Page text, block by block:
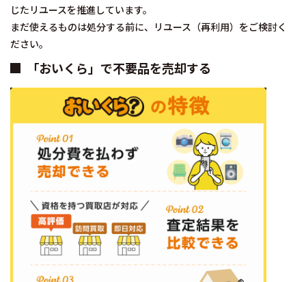
じたリユースを推進しています。
まだ使えるものは処分する前に、リユース（再利用）をご検討く
ださい。
「おいくら」で不要品を売却する